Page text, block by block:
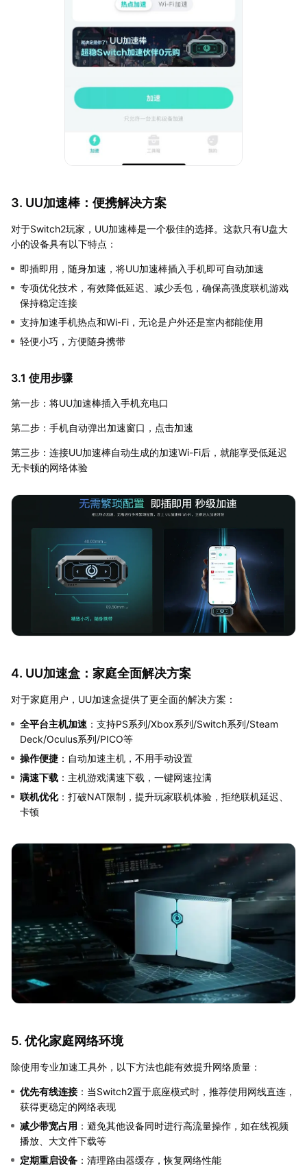
3. UU加速棒：便携解决方案
对于Switch2玩家，UU加速棒是一个极佳的选择。这款只有U盘大
小的设备具有以下特点：
即插即用，随身加速，将UU加速棒插入手机即可自动加速
专项优化技术，有效降低延迟、减少丢包，确保高强度联机游戏
保持稳定连接
支持加速手机热点和Wi-Fi，无论是户外还是室内都能使用
轻便小巧，方便随身携带
3.1 使用步骤
第一步：将UU加速棒插入手机充电口
第二步：手机自动弹出加速窗口，点击加速
第三步：连接UU加速棒自动生成的加速Wi-Fi后，就能享受低延迟
无卡顿的网络体验
4. UU加速盒：家庭全面解决方案
对于家庭用户，UU加速盒提供了更全面的解决方案：
全平台主机加速 ：支持PS系列/Xbox系列/Switch系列/Steam
Deck/Oculus系列/PICO等
操作便捷 ：自动加速主机，不用手动设置
满速下载 ：主机游戏满速下载，一键网速拉满
联机优化：打破NAT限制，提升玩家联机体验，拒绝联机延迟、
卡顿
5. 优化家庭网络环境
除使用专业加速工具外，以下方法也能有效提升网络质量：
优先有线连接 ：当Switch2置于底座模式时，推荐使用网线直连，
获得更稳定的网络表现
减少带宽占用 ：避免其他设备同时进行高流量操作，如在线视频
播放、大文件下载等
定期重启设备 ：清理路由器缓存，恢复网络性能